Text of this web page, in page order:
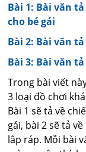
Bài 1: Bài văn
cho bé gái
Bài 2: Bài văn
Bài 3: Bài văn
Trong bài viết
3 loại đồ chơi
Bài 1 sẽ tả về
gái, bài 2 sẽ tả
lắp ráp. Mỗi bài